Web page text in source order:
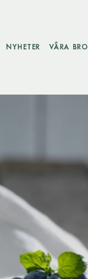
NYHETER VÅRA